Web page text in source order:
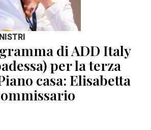
di ADD Italy
per la terza
casa: Elisabetta